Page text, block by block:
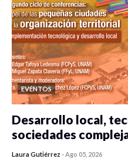
EVENTOS
Desarrollo local,
sociedades
Laura Gutiérrez -Ago 05, 2026